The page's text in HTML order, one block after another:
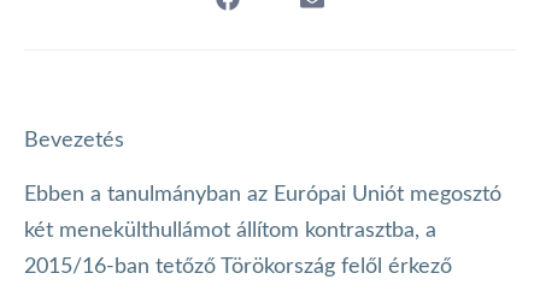
Bevezetés
Ebben a tanulmányban az Európai Uniót megosztó
két menekülthullámot állítom kontrasztba, a
2015/16-ban tetőző Törökország felől érkező